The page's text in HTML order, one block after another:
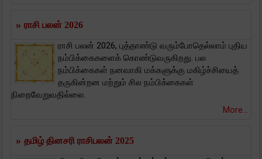
» ராசி பலன் 2026
ராசி பலன் 2026, புத்தாண்டு வரும்போதெல்லாம் புதிய
நம்பிக்கைகளைக் கொண்டுவருகிறது. பல
நம்பிக்கைகள் நனவாகி மக்களுக்கு மகிழ்ச்சியைத்
தருகின்றன மற்றும் சில நம்பிக்கைகள்
நிறைவேறுவதில்லை.
More...
» தமிழ் தினசரி ராசிபலன் 2025